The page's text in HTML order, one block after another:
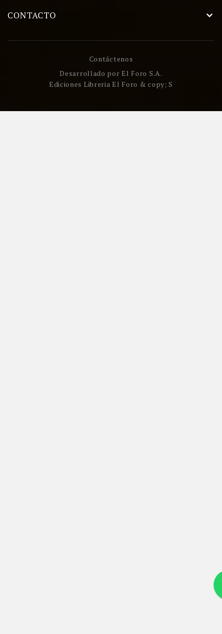
CONTACTO
Contáctenos
Desarrollado porEl Foro S.A.
Ediciones Libreria El Foro & copy; S